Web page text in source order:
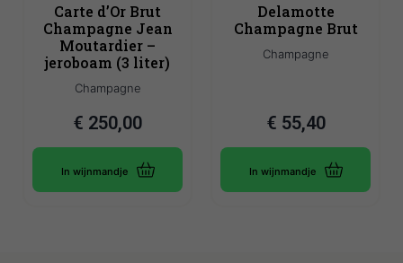
Carte d’Or Brut
Champagne Jean
Moutardier –
jeroboam (3 liter)
Champagne
€ 250,00
In wijnmandje
Delamotte
Champagne Brut
Champagne
€ 55,40
In wijnmandje